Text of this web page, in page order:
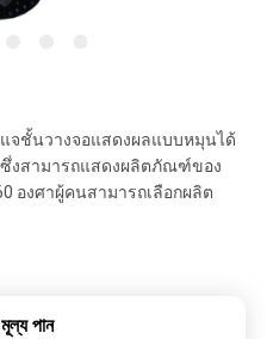
จชั้นวางจอแสดงผลแบบหมุนได้
งสามารถแสดงผลิตภัณฑ์ของ
องศาผู้คนสามารถเลือกผลิต
পান